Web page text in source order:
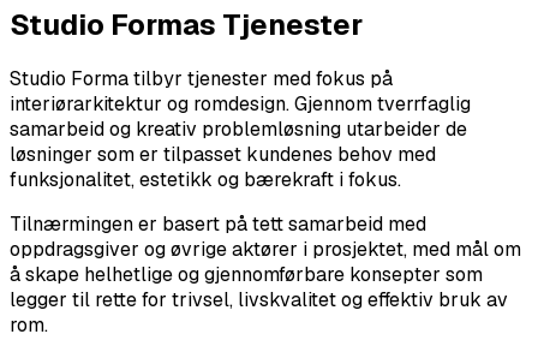
Studio Formas Tjenester
Studio Forma tilbyr tjenester med fokus på
interiørarkitektur og romdesign. Gjennom tverrfaglig
samarbeid og kreativ problemløsning utarbeider de
løsninger som er tilpasset kundenes behov med
funksjonalitet, estetikk og bærekraft i fokus.
Tilnærmingen er basert på tett samarbeid med
oppdragsgiver og øvrige aktører i prosjektet, med mål om
å skape helhetlige og gjennomførbare konsepter som
legger til rette for trivsel, livskvalitet og effektiv bruk av
rom.